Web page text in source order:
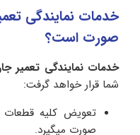
خدمات نمایندگی
صورت است؟
خدمات نمایندگی تعمیر
شما قرار خواهد گرفت:
تعویض کلیه
صورت میگیرد.